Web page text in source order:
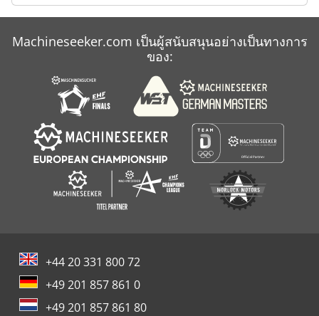
Machineseeker.com เป็นผู้สนับสนุนอย่างเป็นทางการ
ของ:
+44 20 331 800 72
+49 201 857 861 0
+49 201 857 861 80